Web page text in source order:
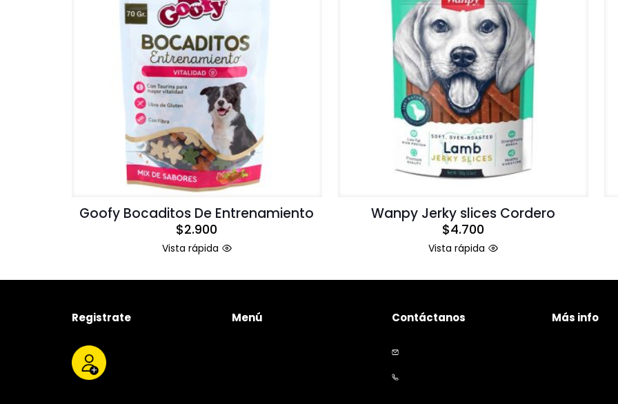
Goofy Bocaditos De Entrenamiento
$2.900
Vista rápida
Wanpy Jerky slices Cordero
$4.700
Vista rápida
Registrate Menú Contáctanos Más info